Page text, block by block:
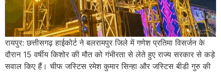
रायपुर: छत्तीसगढ़ हाईकोर्ट ने बलरामपुर जिले में गणेश प्रतिमा विसर्जन के
दौरान 15 वर्षीय किशोर की मौत को गंभीरता से लेते हुए राज्य सरकार से कड़े
सवाल किए हैं। चीफ जस्टिस रमेश कुमार सिन्हा और जस्टिस बीडी गुरु की